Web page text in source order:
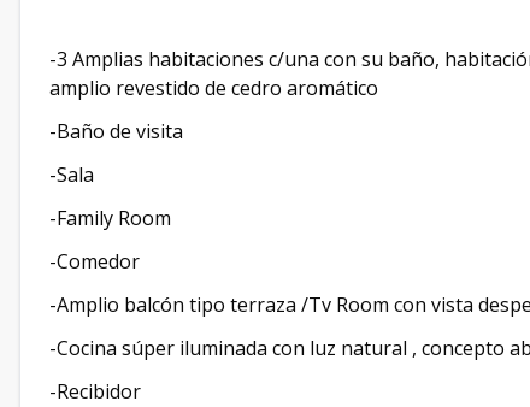
-3 Amplias habitaciones c/una con su baño,
amplio revestido de cedro aromático
-Baño de visita
-Sala
-Family Room
-Comedor
-Amplio balcón tipo terraza /Tv Room con vista
-Cocina súper iluminada con luz natural , concepto
-Recibidor